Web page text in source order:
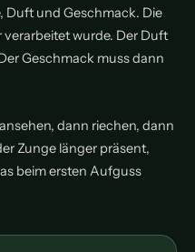
Duft und Geschmack. Die
verarbeitet wurde. Der Duft
Geschmack muss dann
dann riechen, dann
Zunge länger präsent,
beim ersten Aufguss